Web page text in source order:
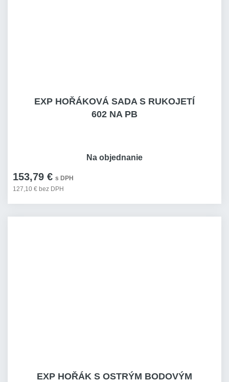
EXP HOŘÁKOVÁ SADA S RUKOJETÍ
602 NA PB
153,79 € s DPH
127,10 € bez DPH
Na objednanie
EXP HOŘÁK S OSTRÝM BODOVÝM